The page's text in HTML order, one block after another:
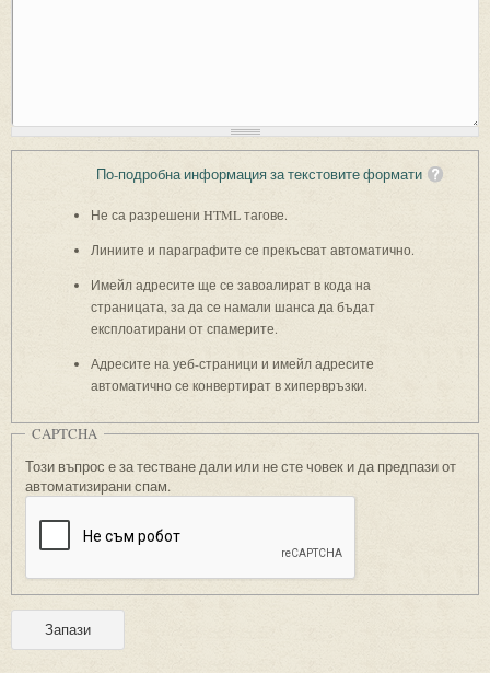
По-подробна информация за текстовите формати
Не са разрешени HTML тагове.
Линиите и параграфите се прекъсват автоматично.
Имейл адресите ще се завоалират в кода на
страницата, за да се намали шанса да бъдат
експлоатирани от спамерите.
Адресите на уеб-страници и имейл адресите
автоматично се конвертират в хипервръзки.
CAPTCHA
Този въпрос е за тестване дали или не сте човек и да предпази от
автоматизирани спам.